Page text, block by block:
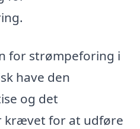
for strømpeforing i
have den
og det
krævet for at udføre